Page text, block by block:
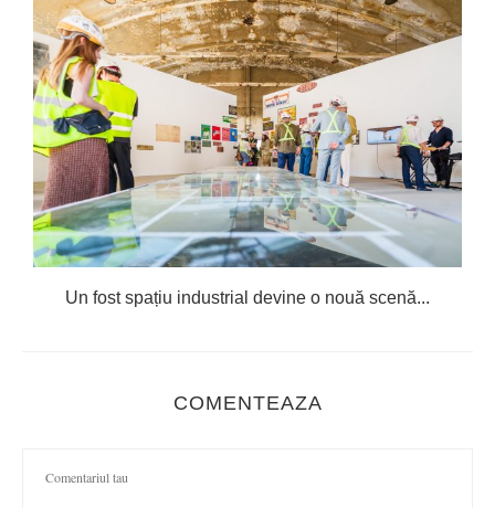
Un fost spațiu industrial devine o nouă scenă...
COMENTEAZA